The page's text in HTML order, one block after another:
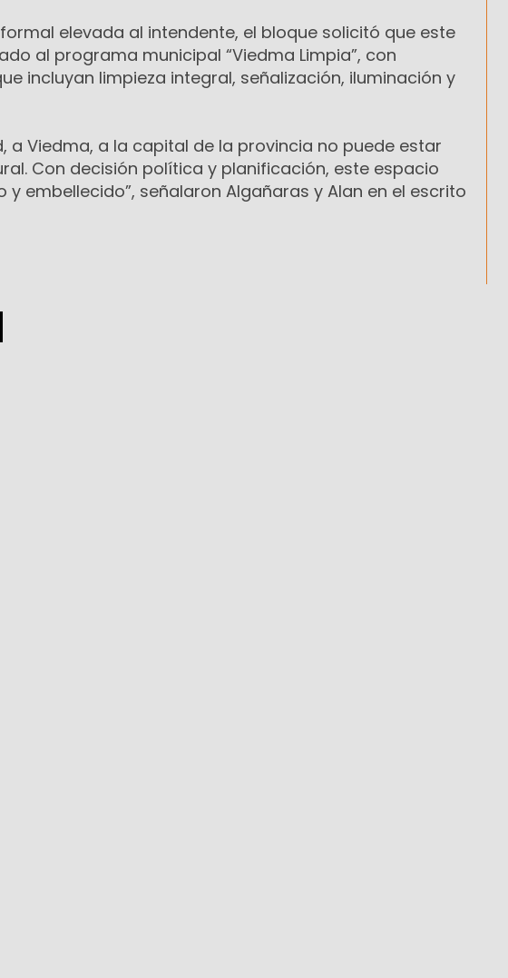
elevada al intendente, el bloque solicitó que este
al programa municipal “Viedma Limpia”, con
incluyan limpieza integral, señalización, iluminación y
a Viedma, a la capital de la provincia no puede estar
Con decisión política y planificación, este espacio
y embellecido”, señalaron Algañaras y Alan en el escrito